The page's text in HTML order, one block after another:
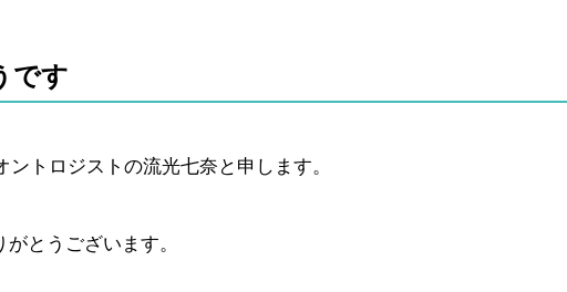
です
トロジストの流光七奈と申します。
とうございます。